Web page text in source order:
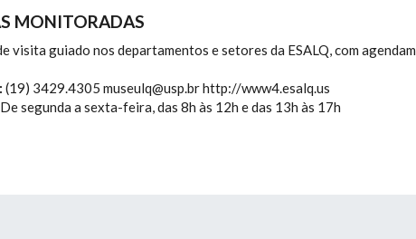
MONITORADAS
visita guiado nos departamentos e setores da ESALQ, com
(19) 3429.4305 museulq@usp.br http://www4.esalq.us
De segunda a sexta-feira, das 8h às 12h e das 13h às 17h